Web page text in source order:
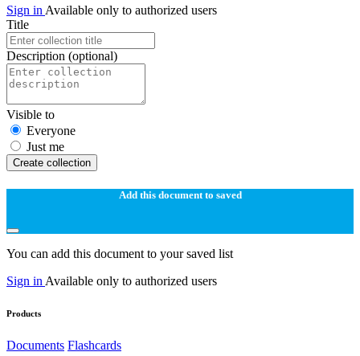
Sign in Available only to authorized users
Title
Description (optional)
Visible to
Everyone
Just me
Create collection
Add this document to saved
You can add this document to your saved list
Sign in Available only to authorized users
Products
Documents Flashcards